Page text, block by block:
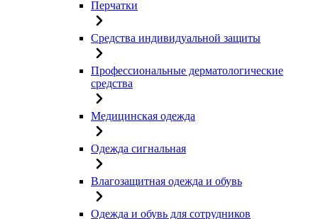
Перчатки
Средства индивидуальной защиты
Профессиональные дерматологические
средства
Медицинская одежда
Одежда сигнальная
Влагозащитная одежда и обувь
Одежда и обувь для сотрудников